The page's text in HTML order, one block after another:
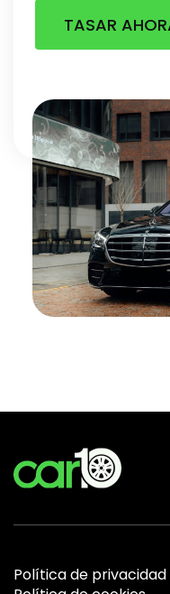
TASAR
Política de privacidad